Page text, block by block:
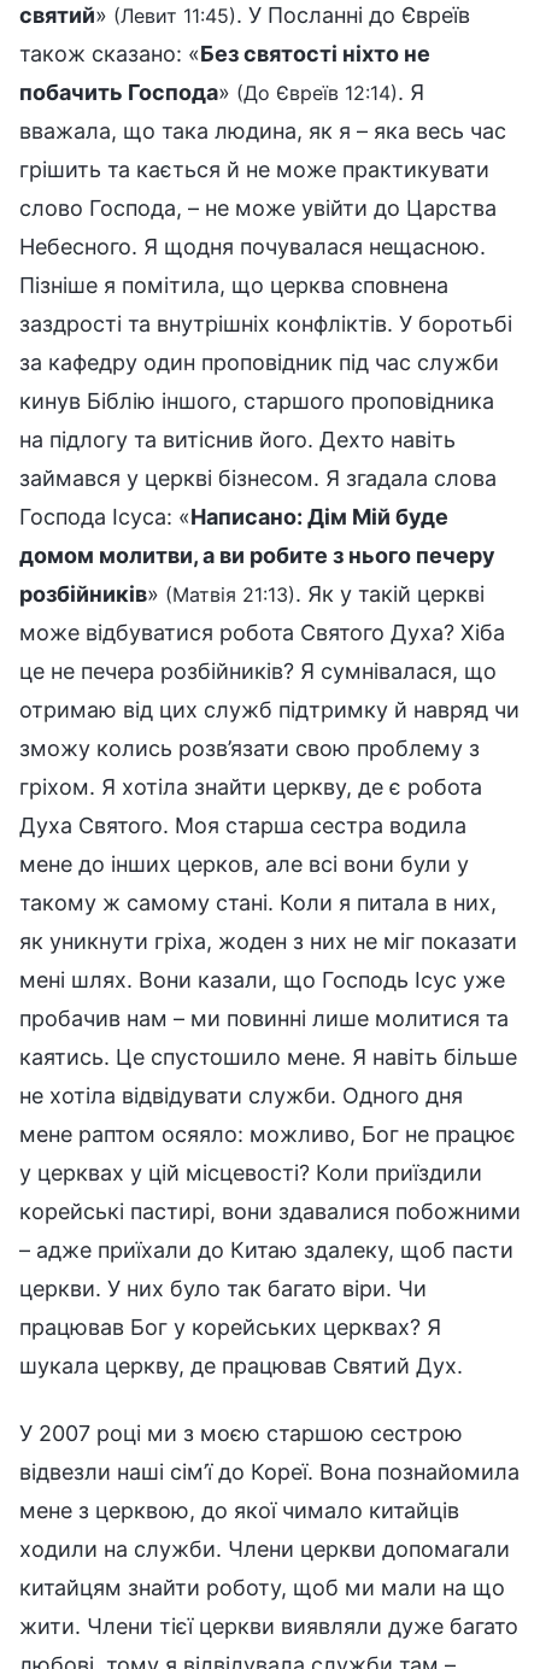
святий» (Левит 11:45). У Посланні до Євреїв
також сказано: «Без святості ніхто не
побачить Господа» (До Євреїв 12:14). Я
вважала, що така людина, як я – яка весь час
грішить та кається й не може практикувати
слово Господа, – не може увійти до Царства
Небесного. Я щодня почувалася нещасною.
Пізніше я помітила, що церква сповнена
заздрості та внутрішніх конфліктів. У боротьбі
за кафедру один проповідник під час служби
кинув Біблію іншого, старшого проповідника
на підлогу та витіснив його. Дехто навіть
займався у церкві бізнесом. Я згадала слова
Господа Ісуса: «Написано: Дім Мій буде
домом молитви, а ви робите з нього печеру
розбійників» (Матвія 21:13). Як у такій церкві
може відбуватися робота Святого Духа? Хіба
це не печера розбійників? Я сумнівалася, що
отримаю від цих служб підтримку й навряд чи
зможу колись розв’язати свою проблему з
гріхом. Я хотіла знайти церкву, де є робота
Духа Святого. Моя старша сестра водила
мене до інших церков, але всі вони були у
такому ж самому стані. Коли я питала в них,
як уникнути гріха, жоден з них не міг показати
мені шлях. Вони казали, що Господь Ісус уже
пробачив нам – ми повинні лише молитися та
каятись. Це спустошило мене. Я навіть більше
не хотіла відвідувати служби. Одного дня
мене раптом осяяло: можливо, Бог не працює
у церквах у цій місцевості? Коли приїздили
корейські пастирі, вони здавалися побожними
– адже приїхали до Китаю здалеку, щоб пасти
церкви. У них було так багато віри. Чи
працював Бог у корейських церквах? Я
шукала церкву, де працював Святий Дух.
У 2007 році ми з моєю старшою сестрою
відвезли наші сім’ї до Кореї. Вона познайомила
мене з церквою, до якої чимало китайців
ходили на служби. Члени церкви допомагали
китайцям знайти роботу, щоб ми мали на що
жити. Члени тієї церкви виявляли дуже багато